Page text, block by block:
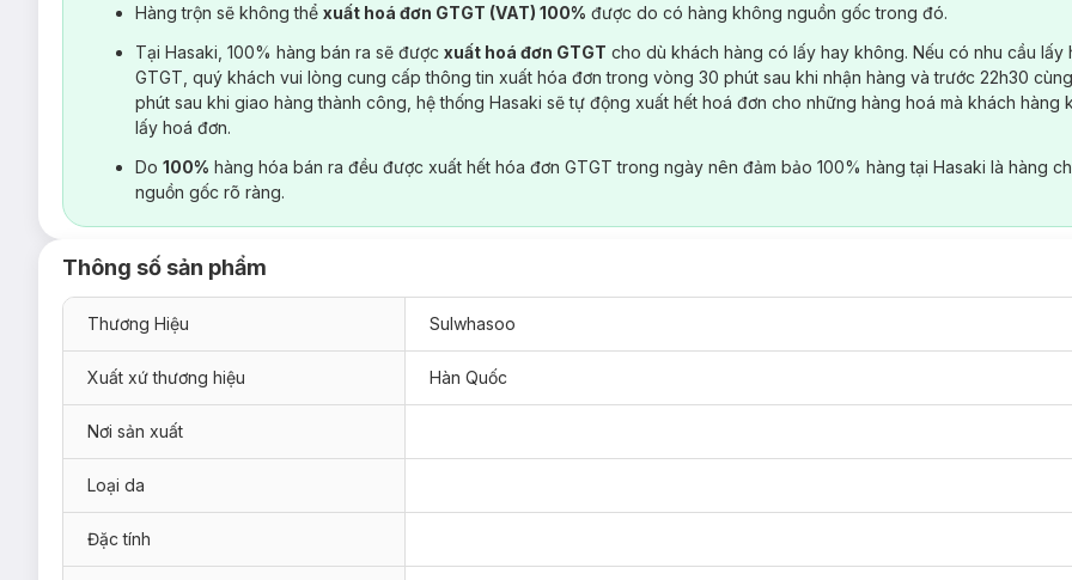
Hàng trộn sẽ không thể xuất hoá đơn GTGT (VAT) 100% được do có hàng không nguồn gốc trong đó.
Tại Hasaki, 100% hàng bán ra sẽ được xuất hoá đơn GTGT cho dù khách hàng có lấy hay không. Nếu có nhu cầu lấy
GTGT, quý khách vui lòng cung cấp thông tin xuất hóa đơn trong vòng 30 phút sau khi nhận hàng và trước 22h30
phút sau khi giao hàng thành công, hệ thống Hasaki sẽ tự động xuất hết hoá đơn cho những hàng hoá mà khách hàng
lấy hoá đơn.
Do 100% hàng hóa bán ra đều được xuất hết hóa đơn GTGT trong ngày nên đảm bảo 100% hàng tại Hasaki là hàng
nguồn gốc rõ ràng.
Thông số sản phẩm
Thương Hiệu Sulwhasoo
Xuất xứ thương hiệu Hàn Quốc
Nơi sản xuất
Loại da
Đặc tính